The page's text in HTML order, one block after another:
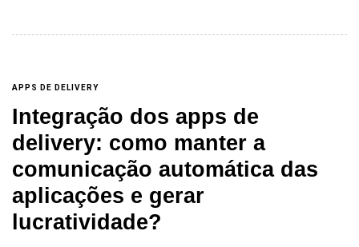
APPS DE DELIVERY
Integração dos apps de
delivery: como manter a
comunicação automática das
aplicações e gerar
lucratividade?